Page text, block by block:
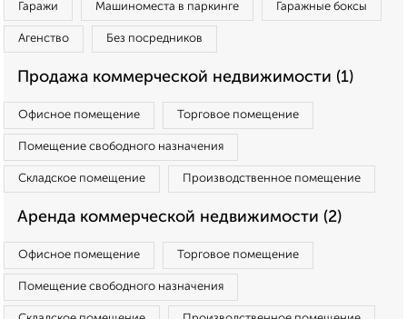
Гаражи Машиноместа в паркинге Гаражные боксы
Агенство Без посредников
Продажа коммерческой недвижимости (1)
Офисное помещение Торговое помещение
Помещение свободного назначения
Складское помещение Производственное помещение
Аренда коммерческой недвижимости (2)
Офисное помещение Торговое помещение
Помещение свободного назначения